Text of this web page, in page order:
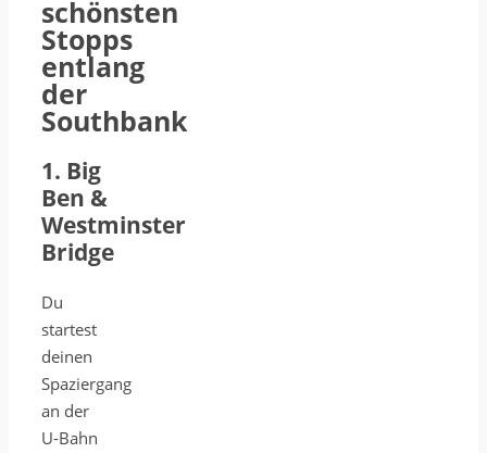
schönsten
Stopps
entlang
der
Southbank
1. Big
Ben &
Westminster
Bridge
Du
startest
deinen
Spaziergang
an der
U-Bahn